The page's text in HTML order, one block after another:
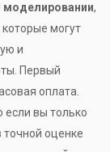
моделировании,
могут
и
Первый
оплата.
вы только
точной оценке